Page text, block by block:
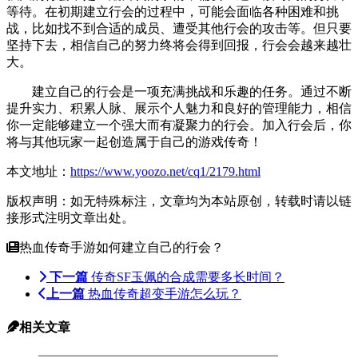
等待。在初期建立行会的过程中，可能会面临各种困难和挑
战，比如找不到合适的成员、遭受其他行会的攻击等。但只要
坚持下去，相信自己的努力终将会得到回报，行会会越来越壮
大。
建立自己的行会是一项充满挑战和乐趣的任务。通过不断
提升实力、积累人脉、展示个人魅力和良好的管理能力，相信
你一定能够建立一个强大而有凝聚力的行会。加入行会后，你
将与其他玩家一起创造属于自己的游戏传奇！
本文地址： https://www.yoozo.net/cq1/2179.html
版权声明：如无特殊标注，文章均为本站原创，转载时请以链
接形式注明文章出处。
热血传奇手游如何建立自己的行会？
下一篇 传奇SF玉佩的合成需要多长时间？
上一篇 热血传奇超变手游怎么玩？
相关文章